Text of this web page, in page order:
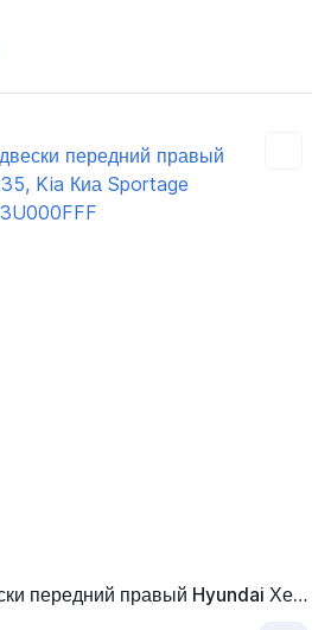
Амортизатор подвески передний правый Hyundai Хендай ix35, Kia Киа Sportage Спортейдж 546613U000FFF